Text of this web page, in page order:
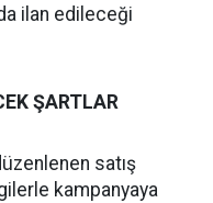
ilan edileceği
ŞARTLAR
satış
kampanyaya